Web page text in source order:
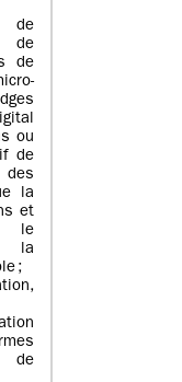
de
de
ou
de
la
et
le
la
;
de